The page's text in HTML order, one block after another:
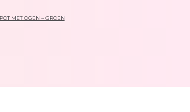
MET OGEN – GROEN